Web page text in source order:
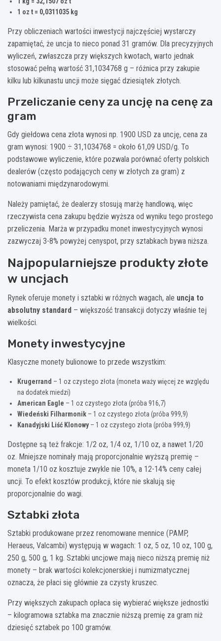
1 oz t = 0,0311035 kg
Przy obliczeniach wartości inwestycji najczęściej wystarczy
zapamiętać, że uncja to nieco ponad 31 gramów. Dla precyzyjnych
wyliczeń, zwłaszcza przy większych kwotach, warto jednak
stosować pełną wartość 31,1034768 g – różnica przy zakupie
kilku lub kilkunastu uncji może sięgać dziesiątek złotych.
Przeliczanie ceny za uncję na cenę za
gram
Gdy giełdowa cena złota wynosi np. 1900 USD za uncję, cena za
gram wynosi: 1900 ÷ 31,1034768 = około 61,09 USD/g. To
podstawowe wyliczenie, które pozwala porównać oferty polskich
dealerów (często podających ceny w złotych za gram) z
notowaniami międzynarodowymi.
Należy pamiętać, że dealerzy stosują marżę handlową, więc
rzeczywista cena zakupu będzie wyższa od wyniku tego prostego
przeliczenia. Marża w przypadku monet inwestycyjnych wynosi
zazwyczaj 3-8% powyżej cenyspot, przy sztabkach bywa niższa.
Najpopularniejsze produkty złote
w uncjach
Rynek oferuje monety i sztabki w różnych wagach, ale uncja to
absolutny standard – większość transakcji dotyczy właśnie tej
wielkości.
Monety inwestycyjne
Klasyczne monety bulionowe to przede wszystkim:
Krugerrand – 1 oz czystego złota (moneta waży więcej ze względu
na dodatek miedzi)
American Eagle – 1 oz czystego złota (próba 916,7)
Wiedeński Filharmonik – 1 oz czystego złota (próba 999,9)
Kanadyjski Liść Klonowy– 1 oz czystego złota (próba 999,9)
Dostępne są też frakcje: 1/2 oz, 1/4 oz, 1/10 oz, a nawet 1/20
oz. Mniejsze nominały mają proporcjonalnie wyższą premię –
moneta 1/10 oz kosztuje zwykle nie 10%, a 12-14% ceny całej
uncji. To efekt kosztów produkcji, które nie skalują się
proporcjonalnie do wagi.
Sztabki złota
Sztabki produkowane przez renomowane mennice (PAMP,
Heraeus, Valcambi) występują w wagach: 1 oz, 5 oz, 10 oz, 100 g,
250 g, 500 g, 1 kg. Sztabki uncjowe mają nieco niższą premię niż
monety – brak wartości kolekcjonerskiej i numizmatycznej
oznacza, że płaci się głównie za czysty kruszec.
Przy większych zakupach opłaca się wybierać większe jednostki
– kilogramowa sztabka ma znacznie niższą premię za gram niż
dziesięć sztabek po 100 gramów.